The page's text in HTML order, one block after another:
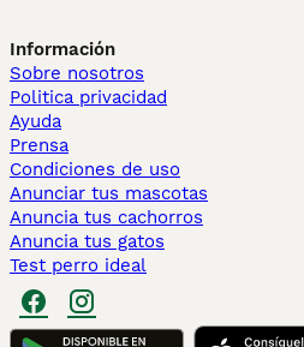
Información
Sobre nosotros
Politica privacidad
Ayuda
Prensa
Condiciones de uso
Anunciar tus mascotas
Anuncia tus cachorros
Anuncia tus gatos
Test perro ideal